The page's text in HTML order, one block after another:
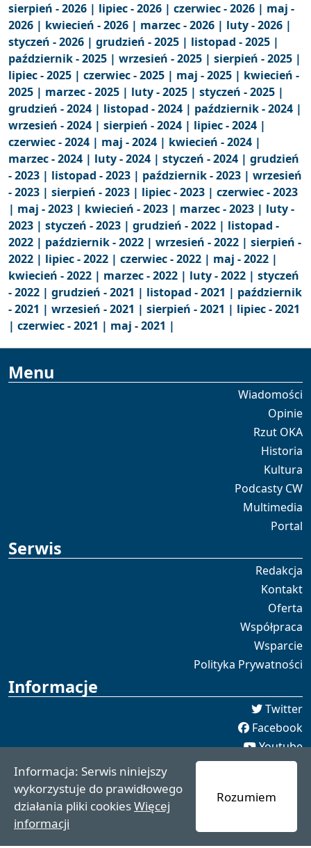
sierpień - 2026 | lipiec - 2026 | czerwiec - 2026 | maj -
2026 | kwiecień - 2026 | marzec - 2026 | luty - 2026 |
styczeń - 2026 | grudzień - 2025 | listopad - 2025 |
październik - 2025 | wrzesień - 2025 | sierpień - 2025 |
lipiec - 2025 | czerwiec - 2025 | maj - 2025 | kwiecień -
2025 | marzec - 2025 | luty - 2025 | styczeń - 2025 |
grudzień - 2024 | listopad - 2024 | październik - 2024 |
wrzesień - 2024 | sierpień - 2024 | lipiec - 2024 |
czerwiec - 2024 | maj - 2024 | kwiecień - 2024 |
marzec - 2024 | luty - 2024 | styczeń - 2024 | grudzień
- 2023 | listopad - 2023 | październik - 2023 | wrzesień
- 2023 | sierpień - 2023 | lipiec - 2023 | czerwiec - 2023
| maj - 2023 | kwiecień - 2023 | marzec - 2023 | luty -
2023 | styczeń - 2023 | grudzień - 2022 | listopad -
2022 | październik - 2022 | wrzesień - 2022 | sierpień -
2022 | lipiec - 2022 | czerwiec - 2022 | maj - 2022 |
kwiecień - 2022 | marzec - 2022 | luty - 2022 | styczeń
- 2022 | grudzień - 2021 | listopad - 2021 | październik
- 2021 | wrzesień - 2021 | sierpień - 2021 | lipiec - 2021
| czerwiec - 2021 | maj - 2021 |
Menu
Wiadomości
Opinie
Rzut OKA
Historia
Kultura
Podcasty CW
Multimedia
Portal
Serwis
Redakcja
Kontakt
Oferta
Współpraca
Wsparcie
Polityka Prywatności
Informacje
Twitter
Facebook
Youtube
Spotify
redakcja [[]] czaswschodni.pl
czaswschodni.pl 2021 - 2025
Informacja: Serwis niniejszy
wykorzystuje do prawidłowego
działania pliki cookiesWięcej
informacji
Rozumiem